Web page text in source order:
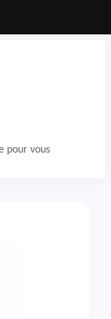
pour vous